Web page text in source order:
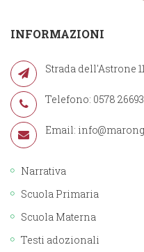
INFORMAZIONI
Strada dell'Astrone
Telefono: 0578
Email:
Narrativa
Scuola Primaria
Scuola Materna
Testi adozionali